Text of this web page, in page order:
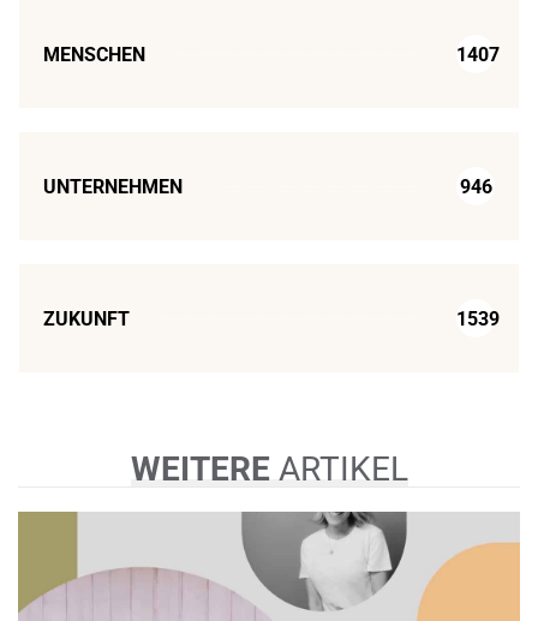
MENSCHEN 1407
UNTERNEHMEN 946
ZUKUNFT 1539
WEITEREARTIKEL